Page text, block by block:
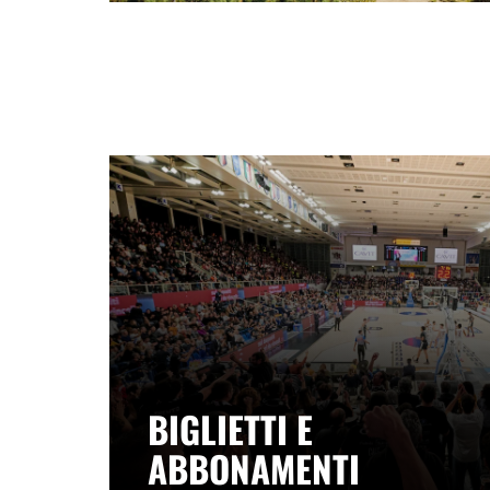
BIGLIETTI E
ABBONAMENTI